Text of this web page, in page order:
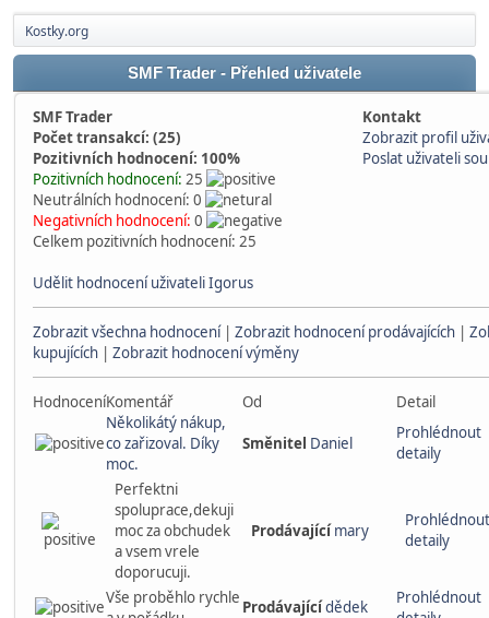
Kostky.org
SMF Trader - Přehled uživatele
SMF Trader
Kontakt
Počet transakcí: (25)
Zobrazit profil
Pozitivních hodnocení: 100%
Poslat uživateli
Pozitivních hodnocení: 25
Neutrálních hodnocení: 0
Negativních hodnocení: 0
Celkem pozitivních hodnocení: 25
Udělit hodnocení uživateli Igorus
Zobrazit všechna hodnocení| Zobrazit hodnocení prodávajících |
kupujících | Zobrazit hodnocení výměny
HodnoceníKomentář Od
Detail
Několikátý nákup,
co zařizoval. Díky
moc.
Směnitel Daniel
Prohlédnout
detaily
Perfektni
spoluprace,dekuji
moc za obchudek
a vsem vrele
doporucuji.
Prodávající mary
Prohlédnout
detaily
Vše proběhlo rychle Prodávajícídědek
Prohlédnout